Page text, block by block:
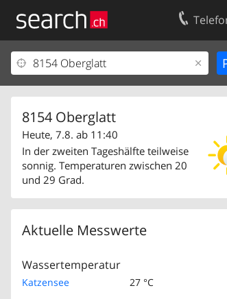
8154 Oberglatt
Heute, 7.8. ab 11:40
In der zweiten Tageshälfte teilweise
sonnig. Temperaturen zwischen 20
und 29 Grad.
Aktuelle Messwerte
Wassertemperatur
Katzensee 27 °C
Ihr Eintrag
Kundencenter Geschäftskunden
Impressum